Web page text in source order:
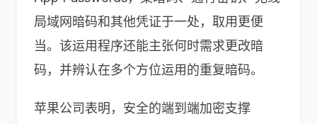
局域网暗码和其他凭证于一处，取用更便
当。该运用程序还能主张何时需求更改暗
码，并辨认在多个方位运用的重复暗码。
苹果公司表明，安全的端到端加密支撑